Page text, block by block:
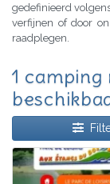
gedefinieerd
verfijnen of door
raadplegen.
1